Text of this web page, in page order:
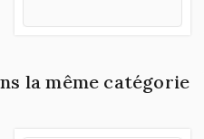
la même catégorie